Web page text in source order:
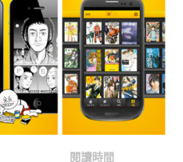
閱讀時間